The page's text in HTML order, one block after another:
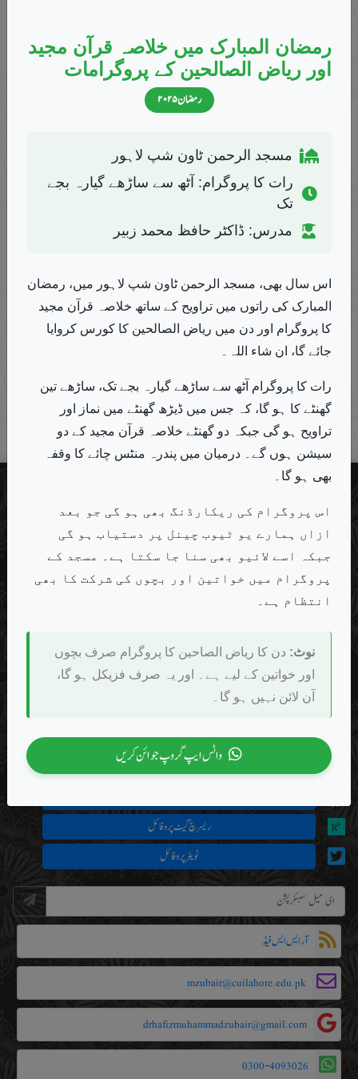
۲۱ مارچ، ۲۰۲۰ فیس بک پوسٹ
ازدواجی زندگی ایمان اور الحاد تحقیقی مضامین
تحقیقی مقالات
جادو 12 حکمت نبوی 1
سائیکولوجی 15 سیکس ایجوکیشن عظمت صحابہ
عقیدہ 1 علم الکلام 7 فتاویٰ
فقہی مسائل 29
مستشرقین 1 معاشرتی مسائل 17 کفر اور تکفیر 3
کورونا 4
ویڈیوز
منزل
اپنی آراء سے مطلع کیجیے
فیس بک پروفائل
یوٹیوب چینل
ریسرچ گیٹ پروفائل
ٹویٹر پروفائل
آر ایس ایس فیڈ
mzubair@cuilahore.edu.pk
drhafizmuhammadzubair@gmail.com
0300-4093026
رمضان المبارک میں خلاصہ قرآن مجید
اور ریاض الصالحین کے پروگرامات
رمضان ۲۰۲۵
مسجد الرحمن ٹاون شپ لاہور
رات کا پروگرام: آٹھ سے ساڑھے گیارہ بجے
تک
مدرس: ڈاکٹر حافظ محمد زبیر
اس سال بھی، مسجد الرحمن ٹاون شپ لاہور میں، رمضان
المبارک کی راتوں میں تراویح کے ساتھ خلاصہ قرآن مجید
کا پروگرام اور دن میں ریاض الصالحین کا کورس کروایا
جائے گا، ان شاء اللہ۔
رات کا پروگرام آٹھ سے ساڑھے گیارہ بجے تک، ساڑھے تین
گھنٹے کا ہو گا، کہ جس میں ڈیڑھ گھنٹے میں نماز اور
تراویح ہو گی جبکہ دو گھنٹے خلاصہ قرآن مجید کے دو
سیشن ہوں گے۔ درمیان میں پندرہ منٹس چائے کا وقفہ
بھی ہو گا۔
اس پروگرام کی ریکارڈنگ بھی ہو گی جو بعد
ازاں ہمارے یو ٹیوب چینل پر دستیاب ہو گی
جبکہ اسے لائیو بھی سنا جا سکتا ہے۔ مسجد کے
پروگرام میں خواتین اور بچوں کی شرکت کا بھی
انتظام ہے۔
نوٹ: دن کا ریاض الصاحین کا پروگرام صرف بچوں
اور خواتین کے لیے ہے۔ اور یہ صرف فزیکل ہو گا،
آن لائن نہیں ہو گا۔
واٹس ایپ گروپ جوائن کریں